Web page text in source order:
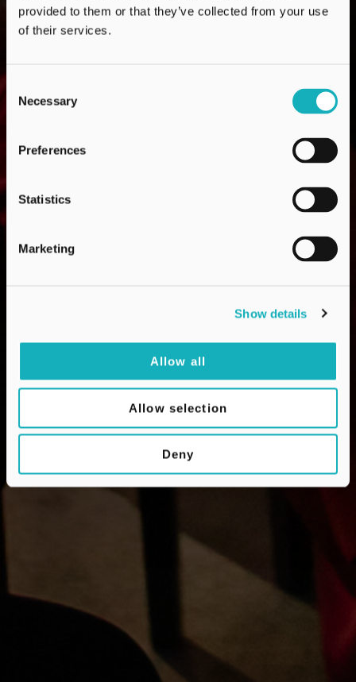
provided to them or that they’ve collected from your use
of their services.
Selection
Necessary
Preferences
Statistics
Marketing
Show details
Allow all
Allow selection
Deny